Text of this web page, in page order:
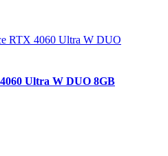
Ultra W DUO 8GB